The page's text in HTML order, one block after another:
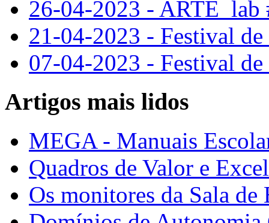
26-04-2023 -
21-04-2023 - Festival
07-04-2023 - Festival
Artigos mais lidos
MEGA - Manuais
Quadros de Valor e
Os monitores da Sala de